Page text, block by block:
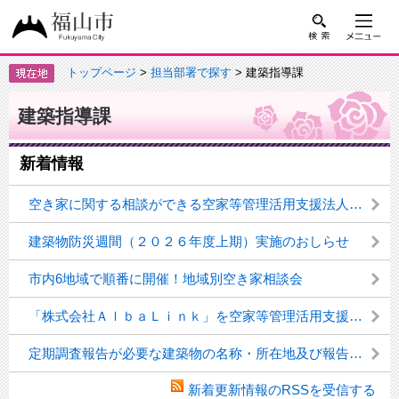
トップページ>担当部署で探す> 建築指導課
建築指導課
新着情報
空き家に関する相談ができる空家等管理活用支援法人一覧
建築物防災週間（２０２６年度上期）実施のおしらせ
市内6地域で順番に開催！地域別空き家相談会
「株式会社ＡｌｂａＬｉｎｋ」を空家等管理活用支援法人に指定しました
定期調査報告が必要な建築物の名称・所在地及び報告状況等の公表について
新着更新情報のRSSを受信する